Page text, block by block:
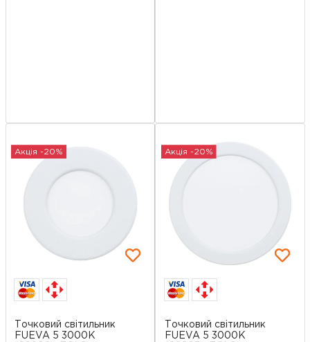
Акція -20%
Точковий світильник
FUEVA 5 3000K
Акція -20%
Точковий світильник
FUEVA 5 3000K